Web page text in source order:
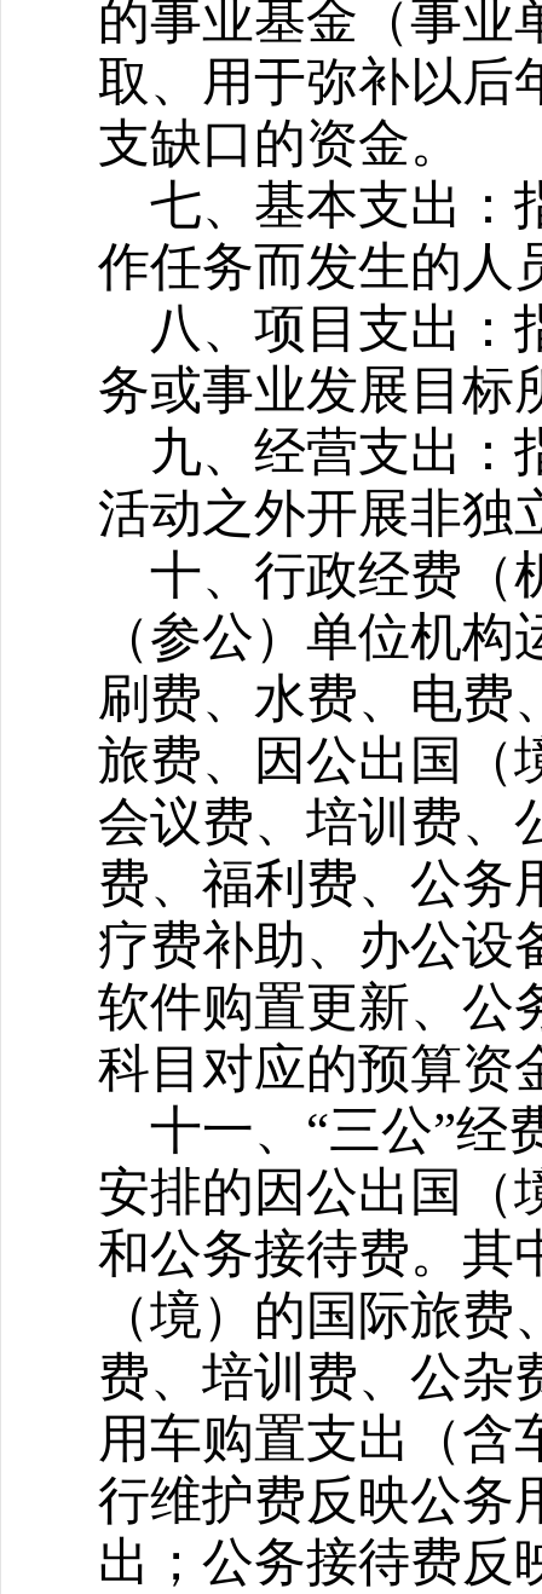
的事业基金（事业
取、用于弥补以后
支缺口的资金。
七、基本支出：
作任务而发生的人
八、项目支出：
务或事业发展目标
九、经营支出：
活动之外开展非独
十、行政经费（
（参公）单位机
刷费、水费、电费
旅费、因公出国（
会议费、培训费、
费、福利费、公务
疗费补助、办公设
软件购置更新、公
科目对应的预算资
十一、“三公”经
安排的因公出国（
和公务接待费。其
（境）的国际旅
费、培训费、公杂
用车购置支出（含
行维护费反映公务
出；公务接待费反